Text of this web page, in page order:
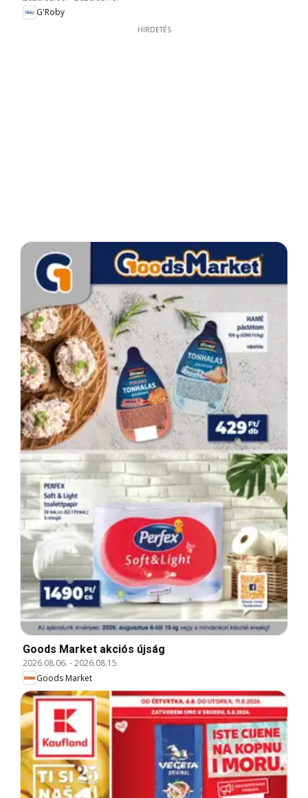
G'Roby
HIRDETÉS
Goods Market akciós újság
2026.08.06. -2026.08.15.
Goods Market